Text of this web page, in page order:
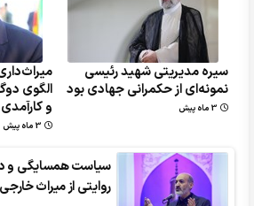
سیره مدیریتی شهید رئیسی
نمونه‌ای از حکمرانی جهادی بود
3 ماه پیش
الگوی
و
3 ماه پیش
سیاست همسایگی و
روایتی از میراث